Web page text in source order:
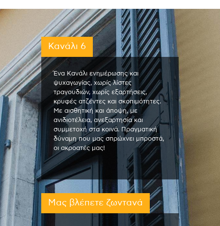
Κανάλι 6
Ένα Κανάλι ενημέρωσης και
ψυχαγωγίας, χωρίς λίστες
τραγουδιών, χωρίς εξαρτήσεις,
κρυφές ατζέντες και σκοπιμότητες.
Με αισθητική και άποψη, με
ανιδιοτέλεια, ανεξαρτησία και
συμμετοχή στα κοινά. Πραγματική
δύναμη που μας σπρώχνει μπροστά,
οι ακροατές μας!
Μας βλέπετε ζωντανά